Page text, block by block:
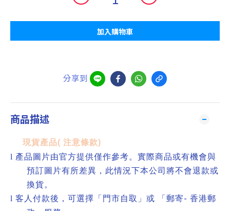
加入購物車
分享到
商品描述
現貨產品( 注意條款)
l 產品圖片由官方提供僅作參考。實際商品或有機會與
預訂圖片有所差異，此情況下本公司將不會退款或
換貨。
l 客人付款後，可選擇「門市自取」或 「郵寄- 香港郵